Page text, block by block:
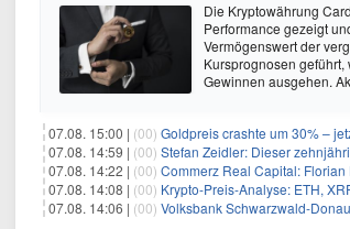
Die Kryptowährung
Performance gezeigt
Vermögenswert der
Kursprognosen
Gewinnen ausgehen.
07.08. 15:00 | (00) Goldpreis crashte um 30% –
07.08. 14:59 | (00) Stefan Zeidler: Dieser
07.08. 14:22 | (00) Commerz Real Capital:
07.08. 14:08 | (00) Krypto-Preis-Analyse: ETH,
07.08. 14:06 | (00) Volksbank Schwarzwald-